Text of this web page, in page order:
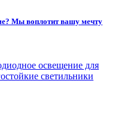
Мы воплотит вашу мечту